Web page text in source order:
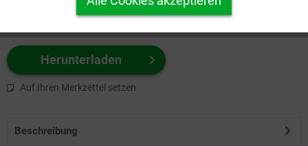
Herunterladen
Auf Ihren Merkzettel setzen
Beschreibung
Service